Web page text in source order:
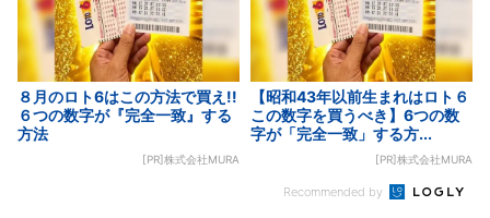
８月のロト6はこの方法で買え!!
６つの数字が『完全一致』する
方法
[PR]株式会社MURA
【昭和43年以前生まれはロト６
この数字を買うべき】6つの数
字が「完全一致」する方...
[PR]株式会社MURA
Recommended by